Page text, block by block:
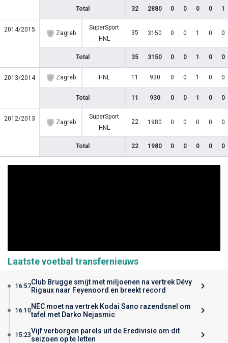
Total 32 2880 0 0 0 0 1
2014/2015 Zagreb
SuperSport
HNL
35 3150 0 0 1 0 0
Total 35 3150 0 0 1 0 0
2013/2014 Zagreb HNL 11 930 0 0 1 0 0
Total 11 930 0 0 1 0 0
2012/2013 Zagreb
SuperSport
HNL
22 1980 0 0 0 0 0
Total 22 1980 0 0 0 0 0
Laatste voetbal transfernieuws
16:57Club Brugge smijt met miljoenen na vertrek Dévy
Rigaux naar Feyenoord en breekt record
16:10NEC moet na vertrek Kodai Sano razendsnel om
tafel met Darko Nejasmic
15:23Vijf verborgen parels uit de Eredivisie om dit
seizoen op te letten